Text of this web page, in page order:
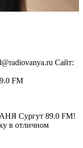
Сайт:
FM
Сургут 89.0 FM!
в отличном